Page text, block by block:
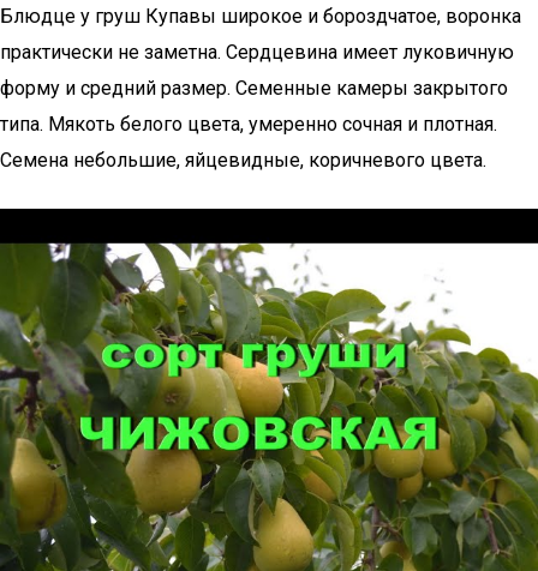
Блюдце у груш Купавы широкое и бороздчатое, воронка
практически не заметна. Сердцевина имеет луковичную
форму и средний размер. Семенные камеры закрытого
типа. Мякоть белого цвета, умеренно сочная и плотная.
Семена небольшие, яйцевидные, коричневого цвета.